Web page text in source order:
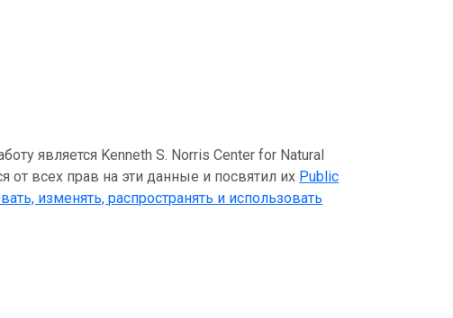
является Kenneth S. Norris Center for Natural
от всех прав на эти данные и посвятил их Public
изменять, распространять и использовать